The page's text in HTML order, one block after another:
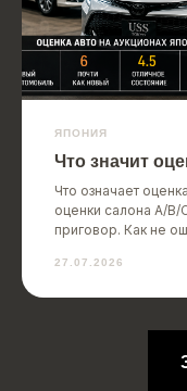
ЯПОНИЯ
Что значит
Что означает
оценки салона A/B/
приговор. Как не
27.07.2026